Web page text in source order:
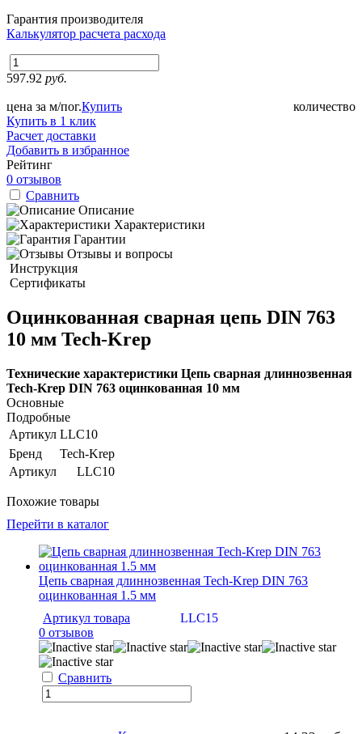
Гарантия производителя
Калькулятор расчета расхода
597.92 руб.
цена за м/пог. количество
Купить
Купить в 1 клик
Расчет доставки
Добавить в избранное
Рейтинг
0 отзывов
Сравнить
Описание
Характеристики
Гарантии
Отзывы и вопросы
Инструкция
Сертификаты
Оцинкованная сварная цепь DIN 763
10 мм Tech-Krep
Технические характеристики Цепь сварная длиннозвенная
Tech-Krep DIN 763 оцинкованная 10 мм
Основные
Подробные
Артикул LLC10
Бренд
Tech-Krep
Артикул
LLC10
Похожие товары
Перейти в каталог
Цепь сварная длиннозвенная Tech-Krep DIN 763
оцинкованная 1.5 мм
Артикул товара
LLC15
0 отзывов
Сравнить